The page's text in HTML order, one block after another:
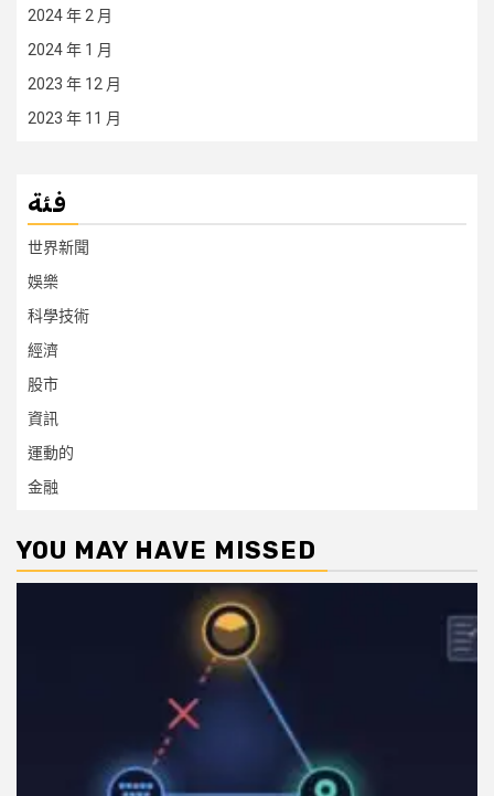
2024 年 2 月
2024 年 1 月
2023 年 12 月
2023 年 11 月
فئة
世界新聞
娛樂
科學技術
經濟
股市
資訊
運動的
金融
YOU MAY HAVE MISSED